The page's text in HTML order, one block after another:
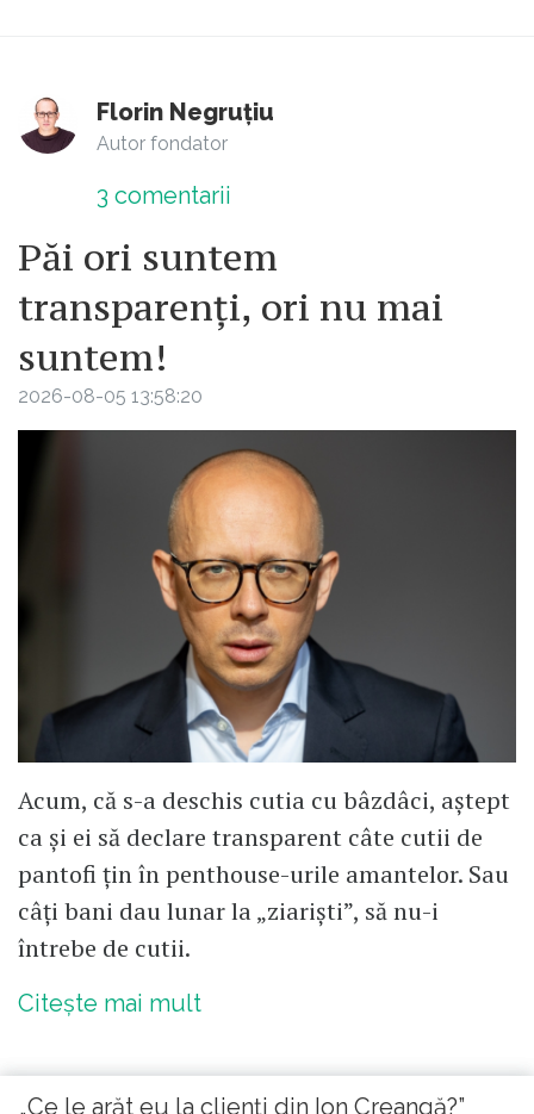
Florin Negruțiu
Autor fondator
3 comentarii
Păi ori suntem
transparenți, ori nu mai
suntem!
2026-08-05 13:58:20
Acum, că s-a deschis cutia cu bâzdâci, aștept
ca și ei să declare transparent câte cutii de
pantofi țin în penthouse-urile amantelor. Sau
câți bani dau lunar la „ziariști”, să nu-i
întrebe de cutii.
Citește mai mult
„Ce le arăt eu la clienți din Ion Creangă?”